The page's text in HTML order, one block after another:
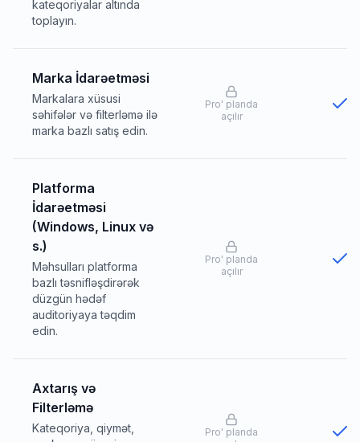
kateqoriyalar altında
toplayın.
Marka İdarəetməsi
Markalara xüsusi
səhifələr və filterləmə ilə
marka bazlı satış edin.
Pro' planda
açılır
Platforma
İdarəetməsi
(Windows, Linux və
s.)
Məhsulları platforma
bazlı təsnifləşdirərək
düzgün hədəf
auditoriyaya təqdim
edin.
Pro' planda
açılır
Axtarış və
Filterləmə
Kateqoriya, qiymət,
Pro' planda